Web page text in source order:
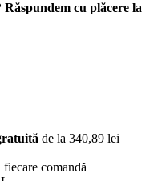
cu plăcere la
de la 340,89 lei
fiecare comandă